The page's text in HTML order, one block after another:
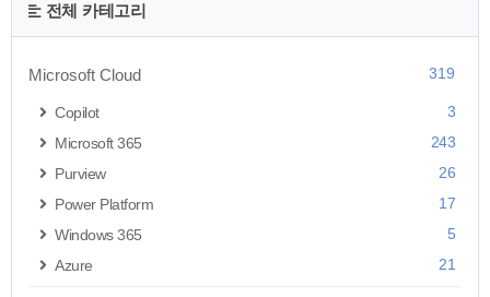
전체 카테고리
Microsoft Cloud 319
Copilot
3
Microsoft 365
243
Purview
26
Power Platform
17
Windows 365
5
Azure
21